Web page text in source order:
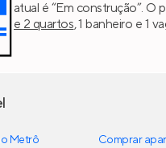
atual é “Em construção”. O
e 2 quartos, 1 banheiro e 1
Metrô
Comprar